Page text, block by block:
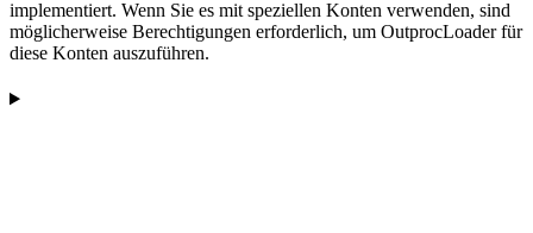
implementiert. Wenn Sie es mit speziellen Konten verwenden, sind
möglicherweise Berechtigungen erforderlich, um OutprocLoader für
diese Konten auszuführen.